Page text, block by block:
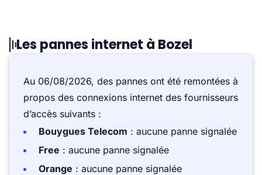
Les pannes internet à Bozel
Au 06/08/2026, des pannes ont été remontées à
propos des connexions internet des fournisseurs
d’accès suivants :
Bouygues Telecom : aucune panne signalée
Free : aucune panne signalée
Orange : aucune panne signalée